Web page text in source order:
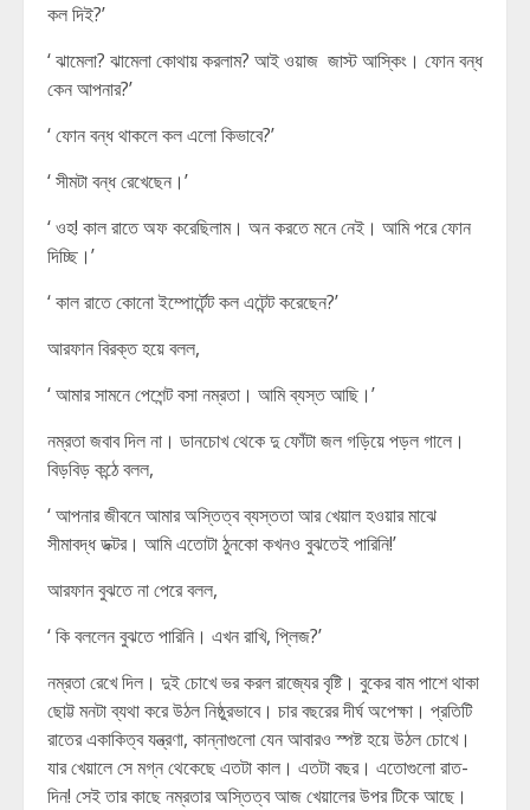
কল দিই?’
‘ ঝামেলা? ঝামেলা কোথায় করলাম? আই ওয়াজ জাস্ট আস্কিং। ফোন বন্ধ
কেন আপনার?’
‘ ফোন বন্ধ থাকলে কল এলো কিভাবে?’
‘ সীমটা বন্ধ রেখেছেন।’
‘ ওহ! কাল রাতে অফ করেছিলাম। অন করতে মনে নেই। আমি পরে ফোন
দিচ্ছি।’
‘ কাল রাতে কোনো ইম্পোর্টেন্ট কল এটেন্ট করেছেন?’
আরফান বিরক্ত হয়ে বলল,
‘ আমার সামনে পেশেন্ট বসা নম্রতা। আমি ব্যস্ত আছি।’
নম্রতা জবাব দিল না। ডানচোখ থেকে দু ফোঁটা জল গড়িয়ে পড়ল গালে।
বিড়বিড় কন্ঠে বলল,
‘ আপনার জীবনে আমার অস্তিত্ব ব্যস্ততা আর খেয়াল হওয়ার মাঝে
সীমাবদ্ধ ডক্টর। আমি এতোটা ঠুনকো কখনও বুঝতেই পারিনি!’
আরফান বুঝতে না পেরে বলল,
‘ কি বললেন বুঝতে পারিনি। এখন রাখি, প্লিজ?’
নম্রতা রেখে দিল। দুই চোখে ভর করল রাজ্যের বৃষ্টি। বুকের বাম পাশে থাকা
ছোট্ট মনটা ব্যথা করে উঠল নিষ্ঠুরভাবে। চার বছরের দীর্ঘ অপেক্ষা। প্রতিটি
রাতের একাকিত্ব যন্ত্রণা, কান্নাগুলো যেন আবারও স্পষ্ট হয়ে উঠল চোখে।
যার খেয়ালে সে মগ্ন থেকেছে এতটা কাল। এতটা বছর। এতোগুলো রাত-
দিন! সেই তার কাছে নম্রতার অস্তিত্ব আজ খেয়ালের উপর টিকে আছে।